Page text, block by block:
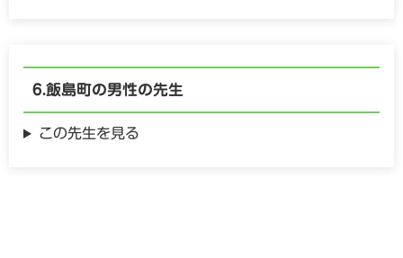
飯島町の男性の先生
この先生を見る